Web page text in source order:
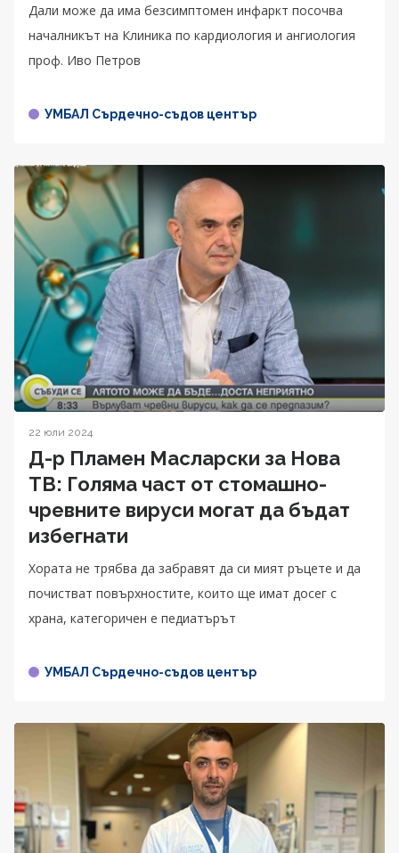
Дали може да има безсимптомен инфаркт посочва
началникът на Клиника по кардиология и ангиология
проф. Иво Петров
УМБАЛ Сърдечно-съдов център
22 юли 2024
Д-р Пламен Масларски за Нова
ТВ: Голяма част от стомашно-
чревните вируси могат да бъдат
избегнати
Хората не трябва да забравят да си мият ръцете и да
почистват повърхностите, които ще имат досег с
храна, категоричен е педиатърът
УМБАЛ Сърдечно-съдов център